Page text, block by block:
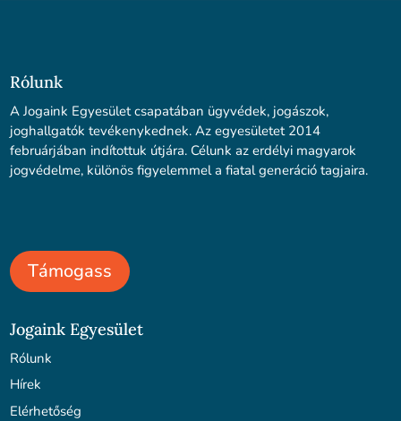
Rólunk
A Jogaink Egyesület csapatában ügyvédek, jogászok,
joghallgatók tevékenykednek. Az egyesületet 2014
februárjában indítottuk útjára. Célunk az erdélyi magyarok
jogvédelme, különös figyelemmel a fiatal generáció tagjaira.
Támogass
Jogaink Egyesület
Rólunk
Hírek
Elérhetőség